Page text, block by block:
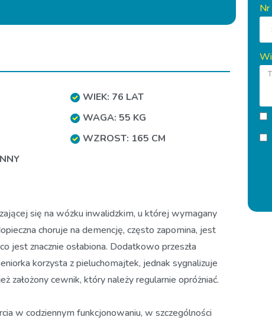
WIEK: 76 LAT
WAGA: 55 KG
WZROST: 165 CM
się na wózku inwalidzkim, u której wymagany
choruje na demencję, często zapomina, jest
jest znacznie osłabiona. Dodatkowo przeszła
korzysta z pieluchomajtek, jednak sygnalizuje
założony cewnik, który należy regularnie opróżniać.
w codziennym funkcjonowaniu, w szczególności